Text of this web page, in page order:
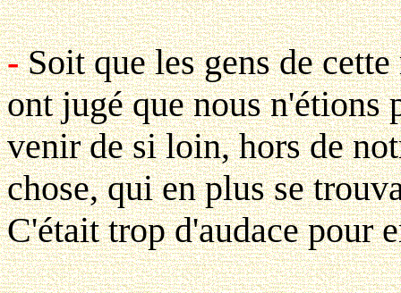
-Soit que les gens de
ont jugé que nous n'étions
venir de si loin, hors de
chose, qui en plus se
C'était trop d'audace pour